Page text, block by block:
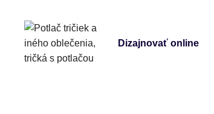
Dizajnovať online